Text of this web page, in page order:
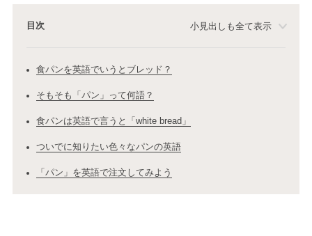
目次 小見出しも全て表示
食パンを英語でいうとブレッド？
そもそも「パン」って何語？
食パンは英語で言うと「white bread」
ついでに知りたい色々なパンの英語
「パン」を英語で注文してみよう